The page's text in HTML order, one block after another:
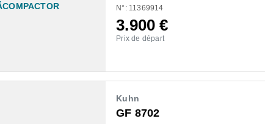
N°: 11369914
3.900€
Prix de départ
Kuhn
GF 8702